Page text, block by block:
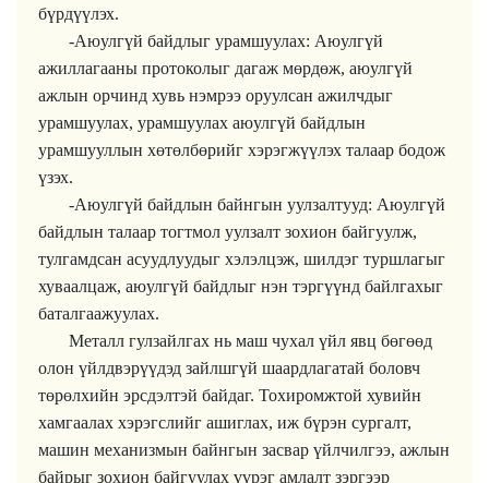
бүрдүүлэх.
-Аюулгүй байдлыг урамшуулах: Аюулгүй
ажиллагааны протоколыг дагаж мөрдөж, аюулгүй
ажлын орчинд хувь нэмрээ оруулсан ажилчдыг
урамшуулах, урамшуулах аюулгүй байдлын
урамшууллын хөтөлбөрийг хэрэгжүүлэх талаар бодож
үзэх.
-Аюулгүй байдлын байнгын уулзалтууд: Аюулгүй
байдлын талаар тогтмол уулзалт зохион байгуулж,
тулгамдсан асуудлуудыг хэлэлцэж, шилдэг туршлагыг
хуваалцаж, аюулгүй байдлыг нэн тэргүүнд байлгахыг
баталгаажуулах.
Металл гулзайлгах нь маш чухал үйл явц бөгөөд
олон үйлдвэрүүдэд зайлшгүй шаардлагатай боловч
төрөлхийн эрсдэлтэй байдаг. Тохиромжтой хувийн
хамгаалах хэрэгслийг ашиглах, иж бүрэн сургалт,
машин механизмын байнгын засвар үйлчилгээ, ажлын
байрыг зохион байгуулах үүрэг амлалт зэргээр